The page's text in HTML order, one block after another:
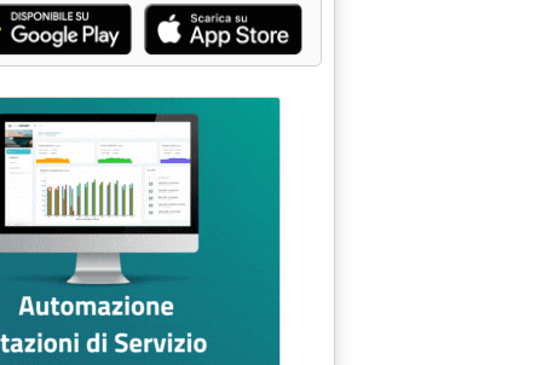
80 A 88 LIRE/KG'
alle 16.1.
L'EURO SALE'